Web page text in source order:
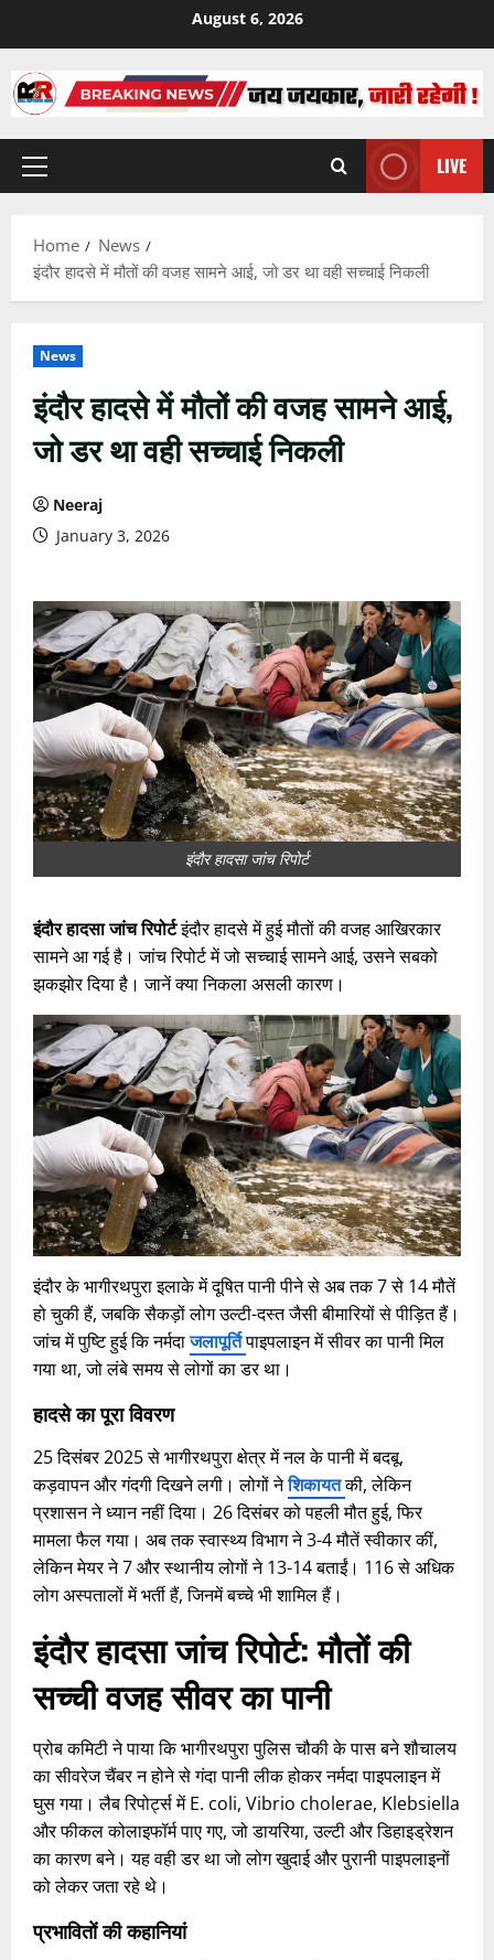
content
August 6, 2026
Primary
LIVE
Home
News
इंदौर हादसे में मौतों की वजह सामने आई, जो डर था वही सच्चाई निकली
News
इंदौर हादसे में मौतों की वजह सामने आई,
जो डर था वही सच्चाई निकली
Neeraj
January 3, 2026
इंदौर हादसा जांच रिपोर्ट
इंदौर हादसा जांच रिपोर्टइंदौर हादसे में हुई मौतों की वजह आखिरकार
सामने आ गई है। जांच रिपोर्ट में जो सच्चाई सामने आई, उसने सबको
झकझोर दिया है। जानें क्या निकला असली कारण।
इंदौर के भागीरथपुरा इलाके में दूषित पानी पीने से अब तक 7 से 14 मौतें
हो चुकी हैं, जबकि सैकड़ों लोग उल्टी-दस्त जैसी बीमारियों से पीड़ित हैं।
जांच में पुष्टि हुई कि नर्मदाजलापूर्तिपाइपलाइन में सीवर का पानी मिल
गया था, जो लंबे समय से लोगों का डर था।​
हादसे का पूरा विवरण
25 दिसंबर 2025 से भागीरथपुरा क्षेत्र में नल के पानी में बदबू,
कड़वापन और गंदगी दिखने लगी। लोगों नेशिकायतकी, लेकिन
प्रशासन ने ध्यान नहीं दिया। 26 दिसंबर को पहली मौत हुई, फिर
मामला फैल गया। अब तक स्वास्थ्य विभाग ने 3-4 मौतें स्वीकार कीं,
लेकिन मेयर ने 7 और स्थानीय लोगों ने 13-14 बताईं। 116 से अधिक
लोग अस्पतालों में भर्ती हैं, जिनमें बच्चे भी शामिल हैं।
इंदौर हादसा जांच रिपोर्ट: मौतों की
सच्ची वजह सीवर का पानी
प्रोब कमिटी ने पाया कि भागीरथपुरा पुलिस चौकी के पास बने शौचालय
का सीवरेज चैंबर न होने से गंदा पानी लीक होकर नर्मदा पाइपलाइन में
घुस गया। लैब रिपोर्ट्स में E. coli, Vibrio cholerae, Klebsiella
और फीकल कोलाइफॉर्म पाए गए, जो डायरिया, उल्टी और डिहाइड्रेशन
का कारण बने। यह वही डर था जो लोग खुदाई और पुरानी पाइपलाइनों
को लेकर जता रहे थे।​
प्रभावितों की कहानियां